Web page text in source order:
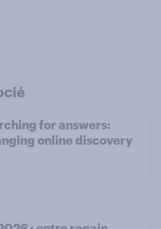
for answers:
online discovery